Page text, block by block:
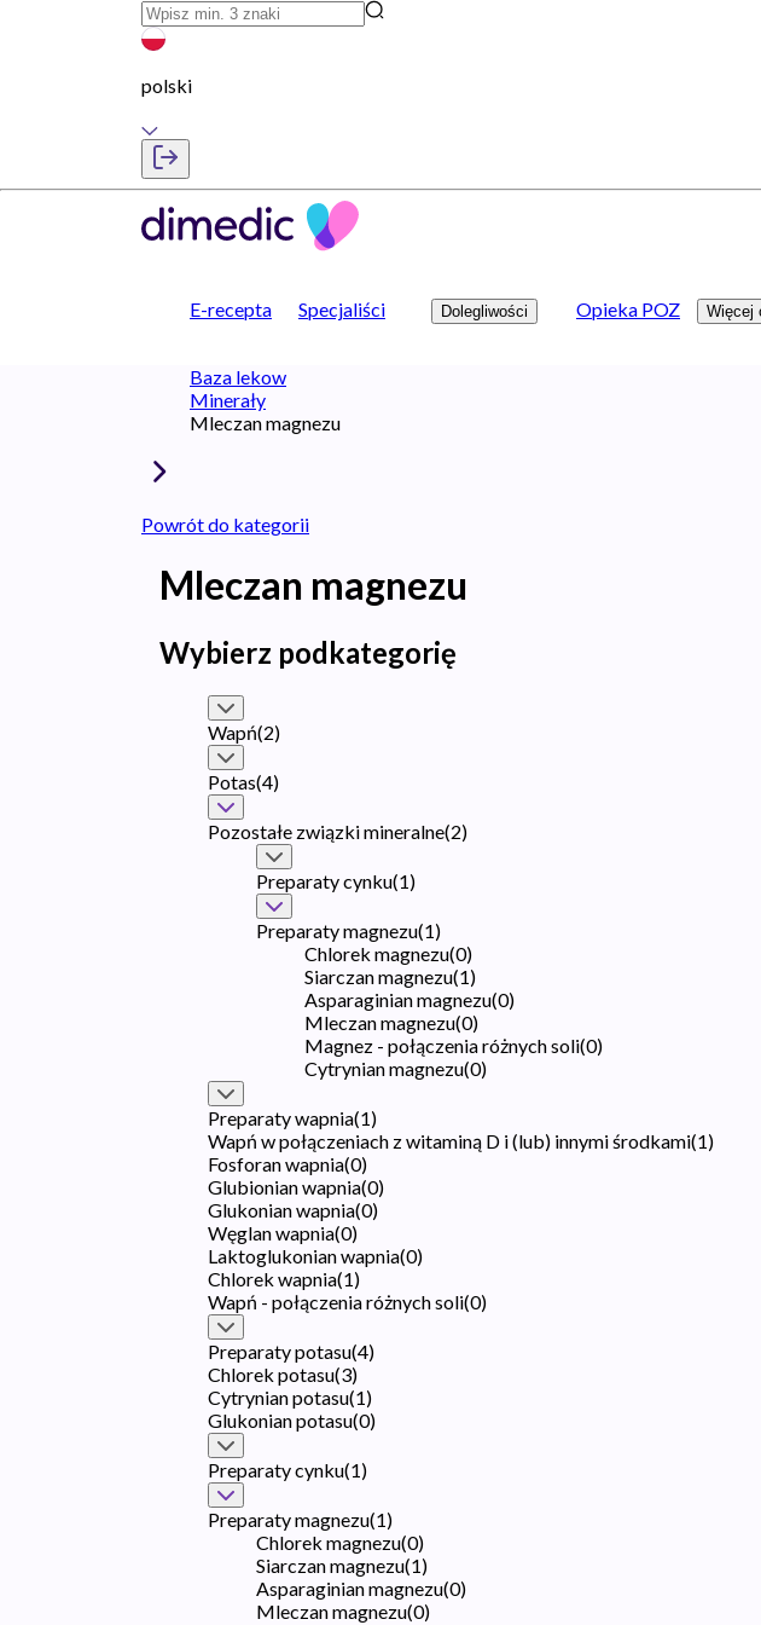
polski
E-recepta Specjaliści Dolegliwości Opieka POZ Więcej
Baza lekow
Minerały
Mleczan magnezu
Powrót do kategorii
Mleczan magnezu
Wybierz podkategorię
Wapń(2)
Potas(4)
Pozostałe związki mineralne(2)
Preparaty cynku(1)
Preparaty magnezu(1)
Chlorek magnezu(0)
Siarczan magnezu(1)
Asparaginian magnezu(0)
Mleczan magnezu(0)
Magnez - połączenia różnych soli(0)
Cytrynian magnezu(0)
Preparaty wapnia(1)
Wapń w połączeniach z witaminą D i (lub) innymi środkami(1)
Fosforan wapnia(0)
Glubionian wapnia(0)
Glukonian wapnia(0)
Węglan wapnia(0)
Laktoglukonian wapnia(0)
Chlorek wapnia(1)
Wapń - połączenia różnych soli(0)
Preparaty potasu(4)
Chlorek potasu(3)
Cytrynian potasu(1)
Glukonian potasu(0)
Preparaty cynku(1)
Preparaty magnezu(1)
Chlorek magnezu(0)
Siarczan magnezu(1)
Asparaginian magnezu(0)
Mleczan magnezu(0)